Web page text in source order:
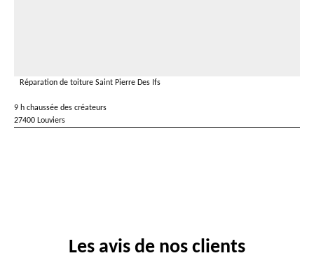
Réparation de toiture Saint Pierre Des Ifs
9 h chaussée des créateurs
27400 Louviers
Les avis de nos clients